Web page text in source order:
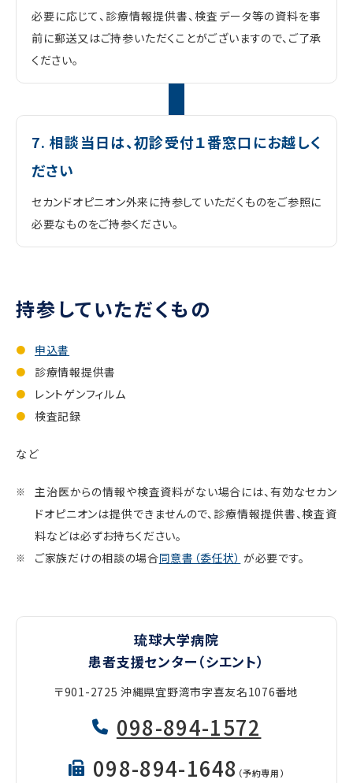
必要に応じて、診療情報提供書、検査データ等の資料を事
前に郵送又はご持参いただくことがございますので、ご了承
ください。
7. 相談当日は、初診受付１番窓口にお越しく
ださい
セカンドオピニオン外来に持参していただくものをご参照に
必要なものをご持参ください。
持参していただくもの
申込書
診療情報提供書
レントゲンフィルム
検査記録
など
主治医からの情報や検査資料がない場合には、有効なセカン
ドオピニオンは提供できませんので、診療情報提供書、検査資
料などは必ずお持ちください。
ご家族だけの相談の場合同意書（委任状） が必要です。
琉球大学病院
患者支援センター（シエント）
〒901-2725 沖縄県宜野湾市字喜友名1076番地
098-894-1572
098-894-1648 （予約専用）